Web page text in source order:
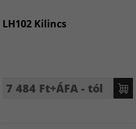
LH102 Kilincs
7 484 Ft+ÁFA - tól